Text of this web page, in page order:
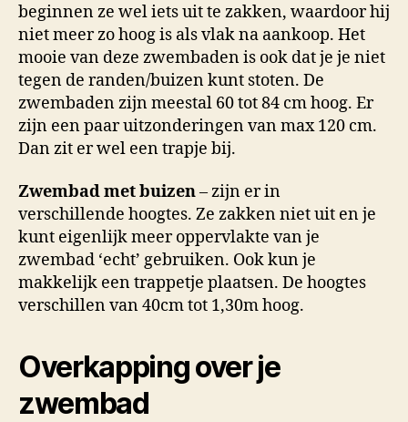
beginnen ze wel iets uit te zakken, waardoor hij
niet meer zo hoog is als vlak na aankoop. Het
mooie van deze zwembaden is ook dat je je niet
tegen de randen/buizen kunt stoten. De
zwembaden zijn meestal 60 tot 84 cm hoog. Er
zijn een paar uitzonderingen van max 120 cm.
Dan zit er wel een trapje bij.
Zwembad met buizen– zijn er in
verschillende hoogtes. Ze zakken niet uit en je
kunt eigenlijk meer oppervlakte van je
zwembad ‘echt’ gebruiken. Ook kun je
makkelijk een trappetje plaatsen. De hoogtes
verschillen van 40cm tot 1,30m hoog.
Overkapping over je
zwembad